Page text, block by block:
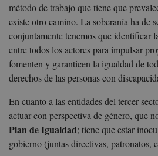
método de trabajo que tiene que
existe otro camino. La soberanía ha de
conjuntamente tenemos que identificar
entre todos los actores para impulsar
fomenten y garanticen la igualdad de
derechos de las personas con
En cuanto a las entidades del tercer
actuar con perspectiva de género, que
Plan de Igualdad; tiene que estar
gobierno (juntas directivas, patronatos,